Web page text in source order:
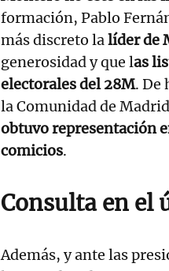
formación, Pablo
más discreto lalíder de
generosidad y que las
electorales del 28M. De
la Comunidad de
obtuvo representación
comicios.
Consulta en el
Además, y ante las